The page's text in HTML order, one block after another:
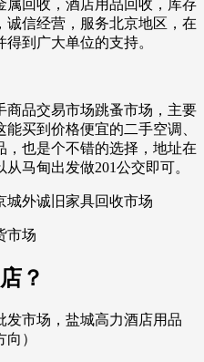
属回收，酒店用品回收，库存
信经营，服务北京地区，在
到广大单位的支持。
商品交易市场跳蚤市场，主要
买到价格便宜的二手空调、
也是个不错的选择，地址在
马甸出发做201公交即可。
城外诚旧家具回收市场
市场
？
发市场，盐城高力酒店用品
）